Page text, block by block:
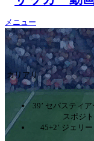
メニュー
カリアリ
39’ セバスティ
スポジト
45+2’ ジェリ